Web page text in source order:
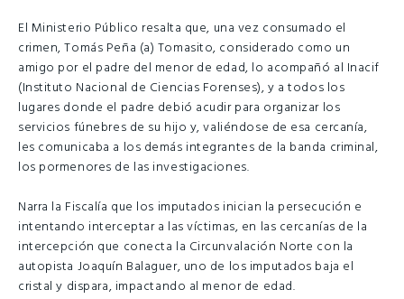
El Ministerio Público resalta que, una vez consumado el
crimen, Tomás Peña (a) Tomasito, considerado como un
amigo por el padre del menor de edad, lo acompañó al Inacif
(Instituto Nacional de Ciencias Forenses), y a todos los
lugares donde el padre debió acudir para organizar los
servicios fúnebres de su hijo y, valiéndose de esa cercanía,
les comunicaba a los demás integrantes de la banda criminal,
los pormenores de las investigaciones.
Narra la Fiscalía que los imputados inician la persecución e
intentando interceptar a las víctimas, en las cercanías de la
intercepción que conecta la Circunvalación Norte con la
autopista Joaquín Balaguer, uno de los imputados baja el
cristal y dispara, impactando al menor de edad.